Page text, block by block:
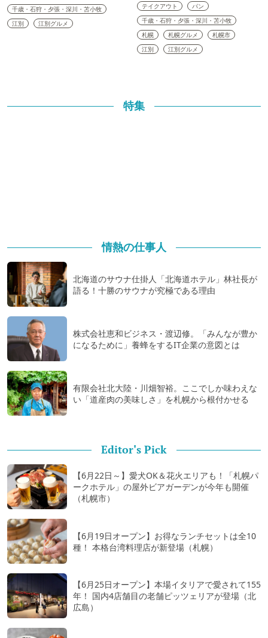
千歳・石狩・夕張・深川・苫小牧
江別
江別グルメ
テイクアウト
パン
千歳・石狩・夕張・深川・苫小牧
札幌
札幌グルメ
札幌市
江別
江別グルメ
特集
情熱の仕事人
北海道のサウナ仕掛人「北海道ホテル」林社長が
語る！十勝のサウナが究極である理由
株式会社恵和ビジネス・渡辺修。「みんなが豊か
になるために」養蜂をするIT企業の意図とは
有限会社北大陸・川畑智裕。ここでしか味わえな
い「道産肉の美味しさ」を札幌から根付かせる
Editor's Pick
【6月22日～】愛犬OK＆花火エリアも！「札幌パ
ークホテル」の屋外ビアガーデンが今年も開催
（札幌市）
【6月19日オープン】お得なランチセットは全10
種！ 本格台湾料理店が新登場（札幌）
【6月25日オープン】本場イタリアで愛されて155
年！ 国内4店舗目の老舗ピッツェリアが登場（北
広島）